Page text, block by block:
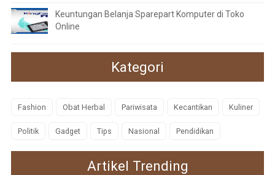
Keuntungan Belanja Sparepart Komputer di Toko
Online
Kategori
Fashion Obat Herbal Pariwisata Kecantikan Kuliner
Politik Gadget Tips Nasional Pendidikan
Artikel Trending